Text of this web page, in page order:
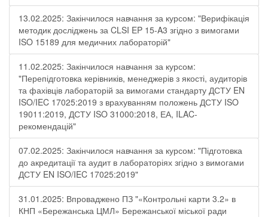
13.02.2025: Закінчилося навчання за курсом: "Верифікація
методик досліджень за CLSI EP 15-A3 згідно з вимогами
ISO 15189 для медичних лабораторій"
11.02.2025: Закінчилося навчання за курсом:
"Перепідготовка керівників, менеджерів з якості, аудиторів
та фахівців лабораторій за вимогами стандарту ДСТУ EN
ISO/IEC 17025:2019 з врахуванням положень ДСТУ ISO
19011:2019, ДСТУ ISO 31000:2018, ЕА, ILAC-
рекомендацій"
07.02.2025: Закінчилося навчання за курсом: "Підготовка
до акредитації та аудит в лабораторіях згідно з вимогами
ДСТУ EN ISO/IEC 17025:2019"
31.01.2025: Впроваджено ПЗ "«Контрольні карти 3.2» в
КНП «Бережанська ЦМЛ» Бережанської міської ради